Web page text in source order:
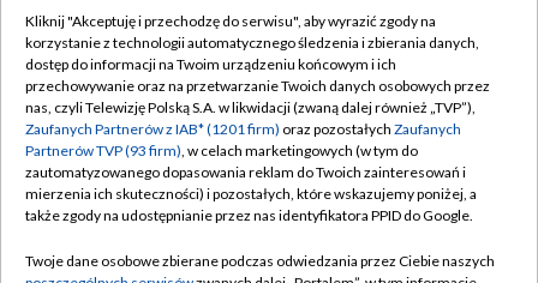
TVP
Abonament TVP
Emisja w TVP
Centrum informacji TVP
Naziemna Telewizja Cyfrowa
Regulamin TVP
Polityka prywatności
Moje zgody
Pomoc
Kliknij "Akceptuję i przechodzę do serwisu", aby wyrazić zgody na
korzystanie z technologii automatycznego śledzenia i zbierania danych,
dostęp do informacji na Twoim urządzeniu końcowym i ich
przechowywanie oraz na przetwarzanie Twoich danych osobowych przez
nas, czyli Telewizję Polską S.A. w likwidacji (zwaną dalej również „TVP”),
Zaufanych Partnerów z IAB* (1201 firm) oraz pozostałych Zaufanych
Partnerów TVP (93 firm), w celach marketingowych (w tym do
zautomatyzowanego dopasowania reklam do Twoich zainteresowań i
mierzenia ich skuteczności) i pozostałych, które wskazujemy poniżej, a
także zgody na udostępnianie przez nas identyfikatora PPID do Google.
Twoje dane osobowe zbierane podczas odwiedzania przez Ciebie naszych